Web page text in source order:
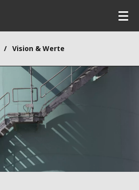
Vision & Werte